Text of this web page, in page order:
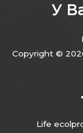
У
Copyright ©
Life